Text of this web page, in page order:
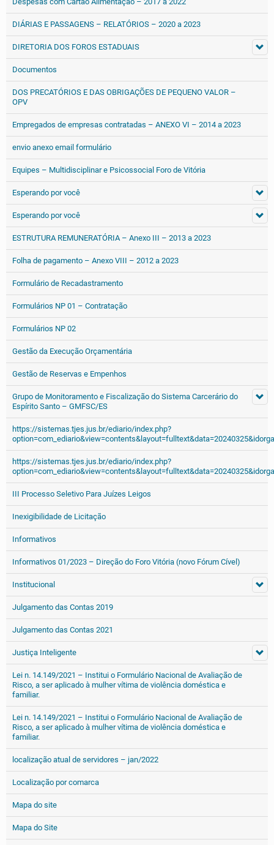
DIÁRIAS E PASSAGENS – RELATÓRIOS – 2020 a 2023
DIRETORIA DOS FOROS ESTADUAIS
Documentos
DOS PRECATÓRIOS E DAS OBRIGAÇÕES DE PEQUENO VALOR –
OPV
Empregados de empresas contratadas – ANEXO VI – 2014 a 2023
envio anexo email formulário
Equipes – Multidisciplinar e Psicossocial Foro de Vitória
Esperando por você
Esperando por você
ESTRUTURA REMUNERATÓRIA – Anexo III – 2013 a 2023
Folha de pagamento – Anexo VIII – 2012 a 2023
Formulário de Recadastramento
Formulários NP 01 – Contratação
Formulários NP 02
Gestão da Execução Orçamentária
Gestão de Reservas e Empenhos
Grupo de Monitoramento e Fiscalização do Sistema Carcerário do
Espírito Santo – GMFSC/ES
https://sistemas.tjes.jus.br/ediario/index.php?
https://sistemas.tjes.jus.br/ediario/index.php?
III Processo Seletivo Para Juízes Leigos
Inexigibilidade de Licitação
Informativos
Informativos 01/2023 – Direção do Foro Vitória (novo Fórum Cível)
Institucional
Julgamento das Contas 2019
Julgamento das Contas 2021
Justiça Inteligente
Lei n. 14.149/2021 – Institui o Formulário Nacional de Avaliação de
Risco, a ser aplicado à mulher vítima de violência doméstica e
familiar.
Lei n. 14.149/2021 – Institui o Formulário Nacional de Avaliação de
Risco, a ser aplicado à mulher vítima de violência doméstica e
familiar.
localização atual de servidores – jan/2022
Localização por comarca
Mapa do site
Mapa do Site